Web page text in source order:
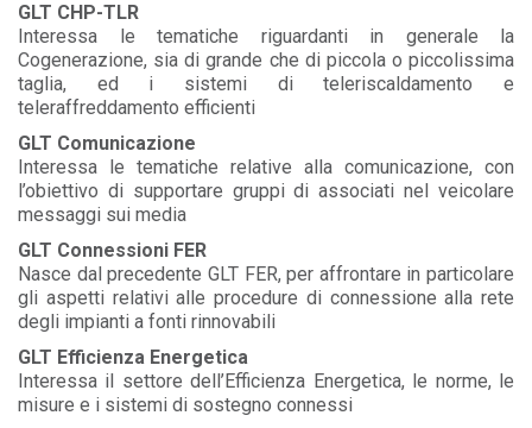
GLT CHP-TLR
Interessa le tematiche riguardanti in generale la
Cogenerazione, sia di grande che di piccola o piccolissima
taglia, ed i sistemi di teleriscaldamento e
teleraffreddamento efficienti
GLT Comunicazione
Interessa le tematiche relative alla comunicazione, con
l’obiettivo di supportare gruppi di associati nel veicolare
messaggi sui media
GLT Connessioni FER
Nasce dal precedente GLT FER, per affrontare in particolare
gli aspetti relativi alle procedure di connessione alla rete
degli impianti a fonti rinnovabili
GLT Efficienza Energetica
Interessa il settore dell’Efficienza Energetica, le norme, le
misure e i sistemi di sostegno connessi